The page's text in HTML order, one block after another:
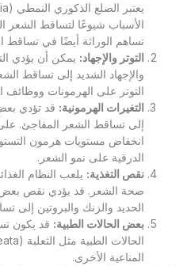
الأسباب شيوعًا لتساقط الشعر
تساهم الوراثة أيضًا في
التوتر والإجهاد: يمكن أن يؤدي
والإجهاد الشديد إلى تساقط
التوتر على الهرمونات ووظائف
التغيرات الهرمونية: قد تؤدي
إلى تساقط الشعر المفاجئ.
انخفاض مستويات هرمون
الدرقية على نمو الشعر.
نقص التغذية: يلعب النظام
صحة الشعر. قد يؤدي نقص بعض
الحديد والزنك والبروتين إلى
بعض الحالات الطبية: قد يكون
المناعية الأخرى.